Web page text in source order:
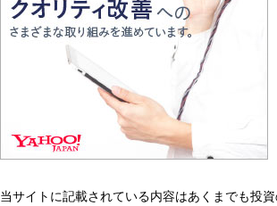
当サイトに記載されている内容はあくまでも投